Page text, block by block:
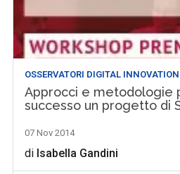
OSSERVATORI DIGITAL INNOVATION
Approcci e metodologie
successo un progetto di
07 Nov 2014
di Isabella Gandini